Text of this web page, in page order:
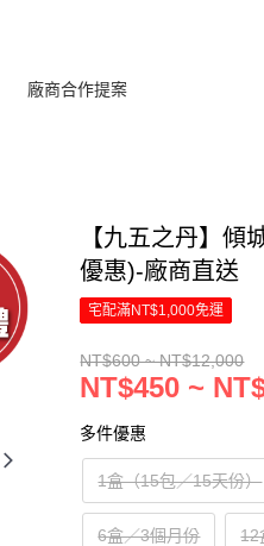
廠商合作提案
【九五之丹】傾
優惠)-廠商直送
宅配滿NT$1,000免運
NT$600 ~ NT$12,000
NT$450 ~
多件優惠
1盒（15包／15天份）
6盒／3個月份 12